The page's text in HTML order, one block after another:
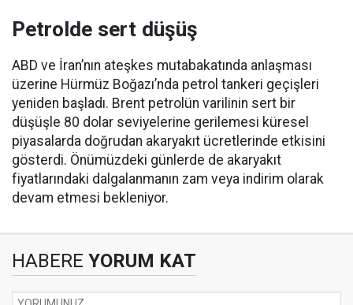
Petrolde sert düşüş
ABD ve İran’nın ateşkes mutabakatında anlaşması
üzerine Hürmüz Boğazı’nda petrol tankeri geçişleri
yeniden başladı. Brent petrolün varilinin sert bir
düşüşle 80 dolar seviyelerine gerilemesi küresel
piyasalarda doğrudan akaryakıt ücretlerinde etkisini
gösterdi. Önümüzdeki günlerde de akaryakıt
fiyatlarındaki dalgalanmanın zam veya indirim olarak
devam etmesi bekleniyor.
HABERE YORUM KAT